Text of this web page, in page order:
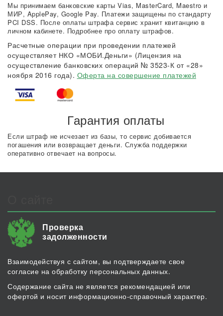
Мы принимаем банковские карты Vias, MasterCard, Maestro и
МИР, ApplePay, Google Pay. Платежи защищены по стандарту
PCI DSS. После оплаты штрафа сервис хранит квитанцию в
личном кабинете. Подробнее про оплату штрафов.
Расчетные операции при проведении платежей
осуществляет НКО «МОБИ.Деньги» (Лицензия на
осуществление банковских операций № 3523-К от «28»
ноября 2016 года). Оферта на совершение платежей
Гарантия оплаты
Если штраф не исчезает из базы, то сервис добивается
погашения или возвращает деньги. Служба поддержки
оперативно отвечает на вопросы.
Проверка
задолженности
Взаимодействуя с сайтом, вы подтверждаете свое
согласие на обработку персональных данных.
Содержание сайта не является рекомендацией или
офертой и носит информационно-справочный характер.